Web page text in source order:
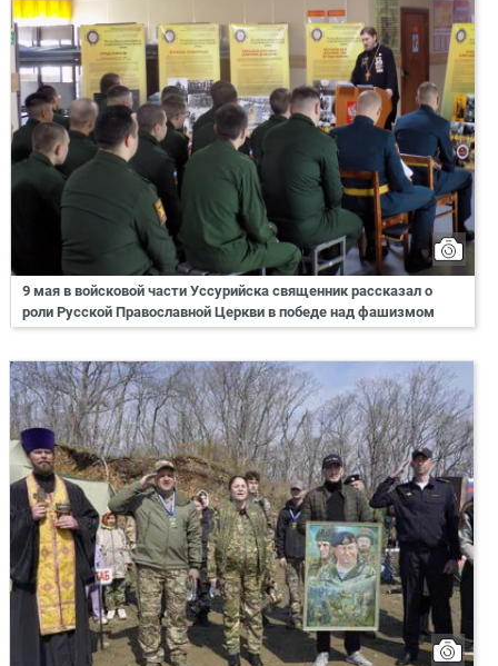
9 мая в войсковой части Уссурийска священник рассказал о
роли Русской Православной Церкви в победе над фашизмом